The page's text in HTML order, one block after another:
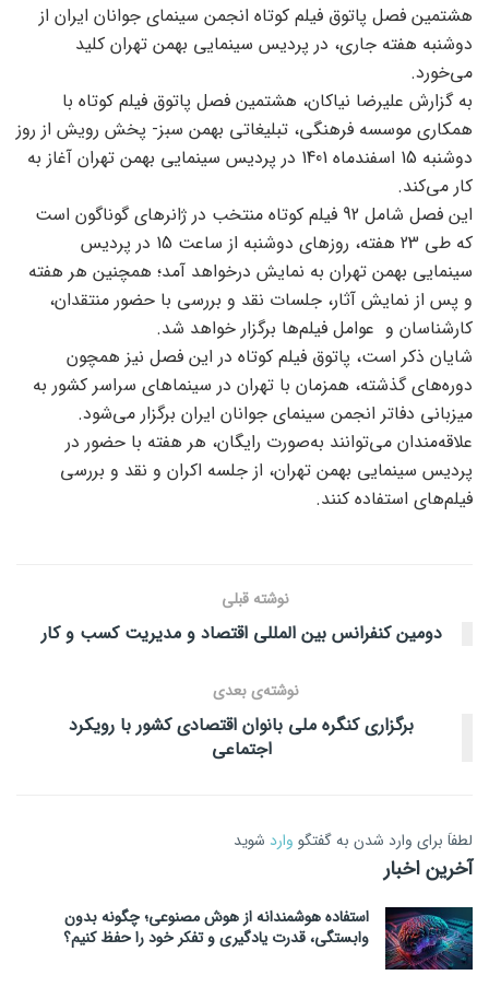
هشتمین فصل پاتوق فیلم کوتاه انجمن سینمای جوانان ایران از
دوشنبه هفته جاری، در پردیس سینمایی بهمن تهران کلید
می‌خورد.
به گزارش علیرضا نیاکان، هشتمین فصل پاتوق فیلم کوتاه با
همکاری موسسه فرهنگی، تبلیغاتی بهمن سبز- پخش رویش از روز
دوشنبه 15 اسفند‌ماه 1401 در پردیس سینمایی بهمن تهران آغاز به‌
کار می‌کند.
این فصل شامل 92 فیلم‌ کوتاه منتخب در ژانرهای گوناگون است
که طی 23 هفته، روزهای دوشنبه از ساعت 15 در پردیس
سینمایی بهمن تهران به نمایش درخواهد آمد؛ همچنین هر هفته
و پس از نمایش آثار، جلسات نقد و بررسی با حضور منتقدان،
کارشناسان و عوامل فیلم‌ها برگزار خواهد شد.
شایان ذکر است، پاتوق فیلم کوتاه در این فصل نیز همچون
دوره‌های گذشته، همزمان با تهران در سینماهای سراسر کشور به
میزبانی دفاتر انجمن سینمای جوانان ایران برگزار می‌شود.
علاقه‌مندان می‌توانند به‌صورت رایگان، هر هفته با حضور در
پردیس سینمایی بهمن تهران، از جلسه اکران و نقد و بررسی
فیلم‌های استفاده کنند.
نوشته قبلی
دومین کنفرانس بین المللی اقتصاد و مدیریت کسب و کار
نوشته‌ی بعدی
برگزاری کنگره ملی بانوان اقتصادی کشور با رویکرد
اجتماعی
لطفاَ برای وارد شدن به گفتگو وارد شوید
آخرین اخبار
استفاده هوشمندانه از هوش مصنوعی؛ چگونه بدون
وابستگی، قدرت یادگیری و تفکر خود را حفظ کنیم؟